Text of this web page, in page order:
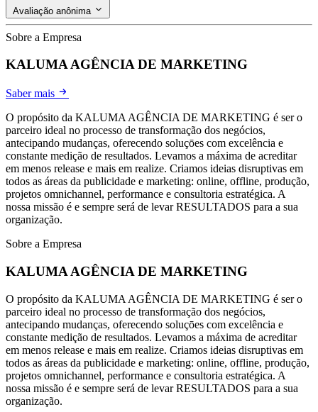
Avaliação anônima
Sobre a Empresa
KALUMA AGÊNCIA DE MARKETING
Saber mais
O propósito da KALUMA AGÊNCIA DE MARKETING é ser o
parceiro ideal no processo de transformação dos negócios,
antecipando mudanças, oferecendo soluçōes com excelência e
constante medição de resultados. Levamos a máxima de acreditar
em menos release e mais em realize. Criamos ideias disruptivas em
todos as áreas da publicidade e marketing: online, offline, produção,
projetos omnichannel, performance e consultoria estratégica. A
nossa missão é e sempre será de levar RESULTADOS para a sua
organização.
Sobre a Empresa
KALUMA AGÊNCIA DE MARKETING
O propósito da KALUMA AGÊNCIA DE MARKETING é ser o
parceiro ideal no processo de transformação dos negócios,
antecipando mudanças, oferecendo soluçōes com excelência e
constante medição de resultados. Levamos a máxima de acreditar
em menos release e mais em realize. Criamos ideias disruptivas em
todos as áreas da publicidade e marketing: online, offline, produção,
projetos omnichannel, performance e consultoria estratégica. A
nossa missão é e sempre será de levar RESULTADOS para a sua
organização.